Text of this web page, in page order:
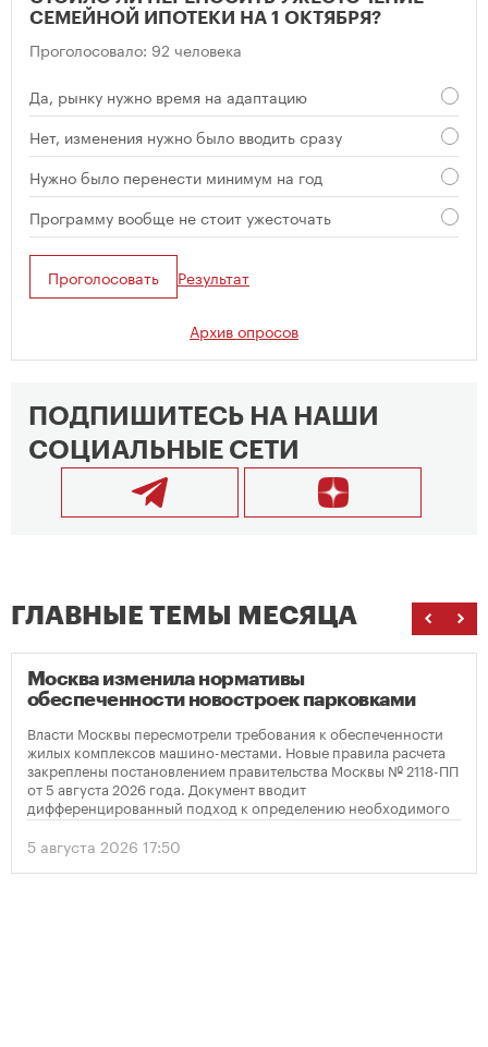
СЕМЕЙНОЙ ИПОТЕКИ НА 1 ОКТЯБРЯ?
Проголосовало: 92 человека
Да, рынку нужно время на адаптацию
Нет, изменения нужно было вводить сразу
Нужно было перенести минимум на год
Программу вообще не стоит ужесточать
Проголосовать Результат
Архив опросов
ПОДПИШИТЕСЬ НА НАШИ
СОЦИАЛЬНЫЕ СЕТИ
ГЛАВНЫЕ ТЕМЫ МЕСЯЦА
Москва изменила нормативы
обеспеченности новостроек парковками
Власти Москвы пересмотрели требования к обеспеченности
жилых комплексов машино-местами. Новые правила расчета
закреплены постановлением правительства Москвы № 2118-ПП
от 5 августа 2026 года. Документ вводит
дифференцированный подход к определению необходимого
количества парковок в зависимости от площади квартир и
устанавливает переходный период для уже согласованных
проектов.
5 августа 2026 17:50